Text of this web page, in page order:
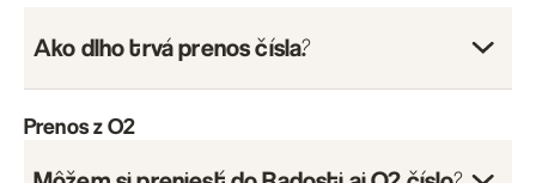
Ako dlho trvá prenos čísla?
Prenos z O2